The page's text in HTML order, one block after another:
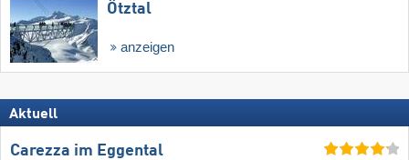
Ötztal
anzeigen
Aktuell
Carezza im Eggental